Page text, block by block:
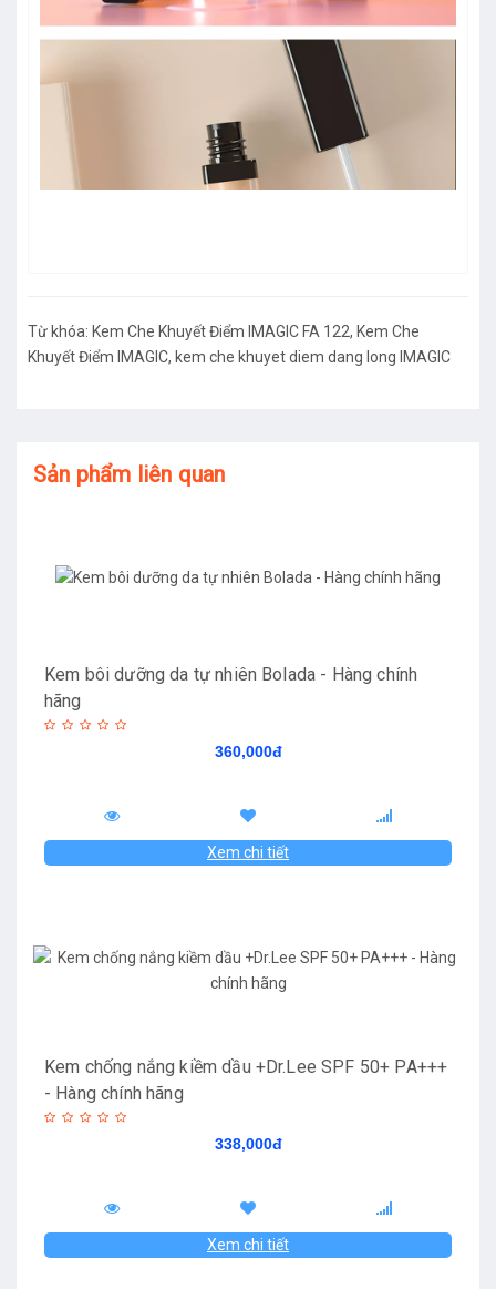
Từ khóa: Kem Che Khuyết Điểm IMAGIC FA 122, Kem Che
Khuyết Điểm IMAGIC, kem che khuyet diem dang long IMAGIC
Sản phẩm liên quan
Kem bôi dưỡng da tự nhiên Bolada - Hàng chính
hãng
360,000đ
Xem chi tiết
Kem chống nắng kiềm dầu +Dr.Lee SPF 50+ PA+++
- Hàng chính hãng
338,000đ
Xem chi tiết